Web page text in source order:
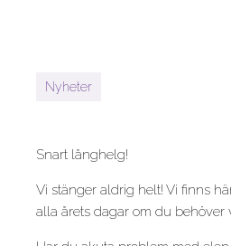
Nyheter
Snart långhelg!
Vi stänger aldrig helt! Vi finns
alla årets dagar om du behöver